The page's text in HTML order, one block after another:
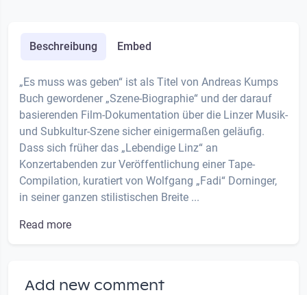
Beschreibung Embed
„Es muss was geben“ ist als Titel von Andreas Kumps
Buch gewordener „Szene-Biographie“ und der darauf
basierenden Film-Dokumentation über die Linzer Musik-
und Subkultur-Szene sicher einigermaßen geläufig.
Dass sich früher das „Lebendige Linz“ an
Konzertabenden zur Veröffentlichung einer Tape-
Compilation, kuratiert von Wolfgang „Fadi“ Dorninger,
in seiner ganzen stilistischen Breite ...
Read more
Add new comment